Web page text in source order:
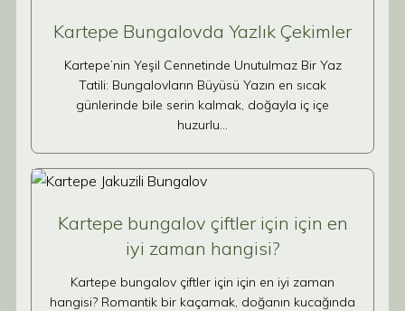
Kartepe Bungalovda Yazlık Çekimler
Kartepe’nin Yeşil Cennetinde Unutulmaz Bir Yaz
Tatili: Bungalovların Büyüsü Yazın en sıcak
günlerinde bile serin kalmak, doğayla iç içe
huzurlu…
Kartepe bungalov çiftler için için en
iyi zaman hangisi?
Kartepe bungalov çiftler için için en iyi zaman
hangisi? Romantik bir kaçamak, doğanın kucağında